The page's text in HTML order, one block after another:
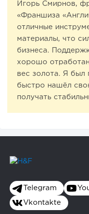
Игорь Смирнов,
«Франшиза
отличные
материалы, что
бизнеса.
хорошо
вес золота. Я был
быстро нашёл
получать
Telegram
Vkontakte